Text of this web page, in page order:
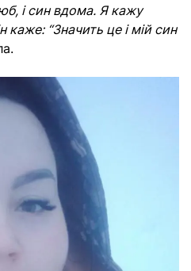
і син вдома. Я кажу
каже: “Значить це і мій син